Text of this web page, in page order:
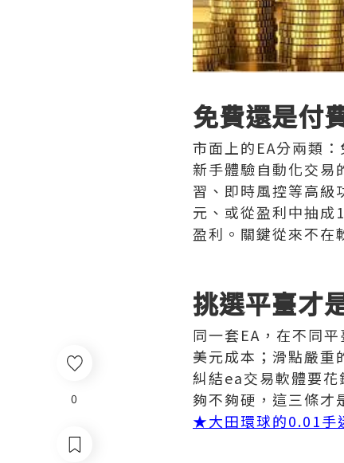
0
免費還是付
市面上的EA分兩類
新手體驗自動化交易
習、即時風控等高
元、或從盈利中抽
盈利。關鍵從來不在
挑選平臺才
同一套EA，在不同
美元成本；滑點嚴
糾結ea交易軟體要
夠不夠硬，這三條才
★大田環球的0.01手